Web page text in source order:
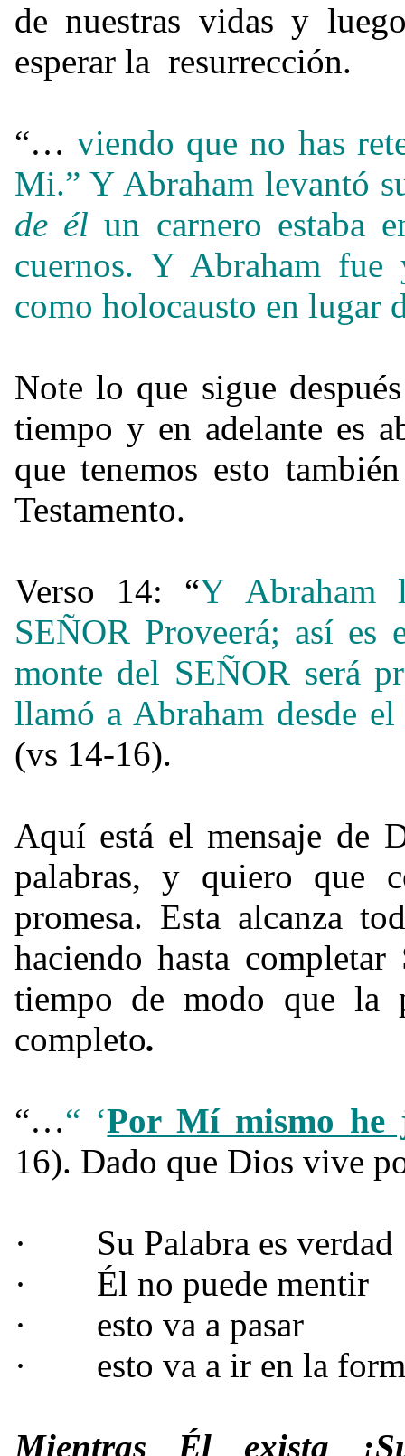
de nuestras vidas y
esperar la resurrección.
“… viendo que no has
Mi.” Y Abraham levantó
de él un carnero estaba
cuernos. Y Abraham
como holocausto en lugar
Note lo que sigue
tiempo y en adelante es
que tenemos esto
Testamento.
Verso 14: “Y Abraham
SEÑOR Proveerá; así es
monte del SEÑOR será
llamó a Abraham desde
(vs 14-16).
Aquí está el mensaje de
palabras, y quiero que
promesa. Esta alcanza
haciendo hasta
tiempo de modo que la
completo.
“…“ ‘Por Mí mismo he
16). Dado que Dios vive
·
Su Palabra es verdad
·
Él no puede mentir
·
esto va a pasar
·
esto va a ir en la
Mientras Él exista